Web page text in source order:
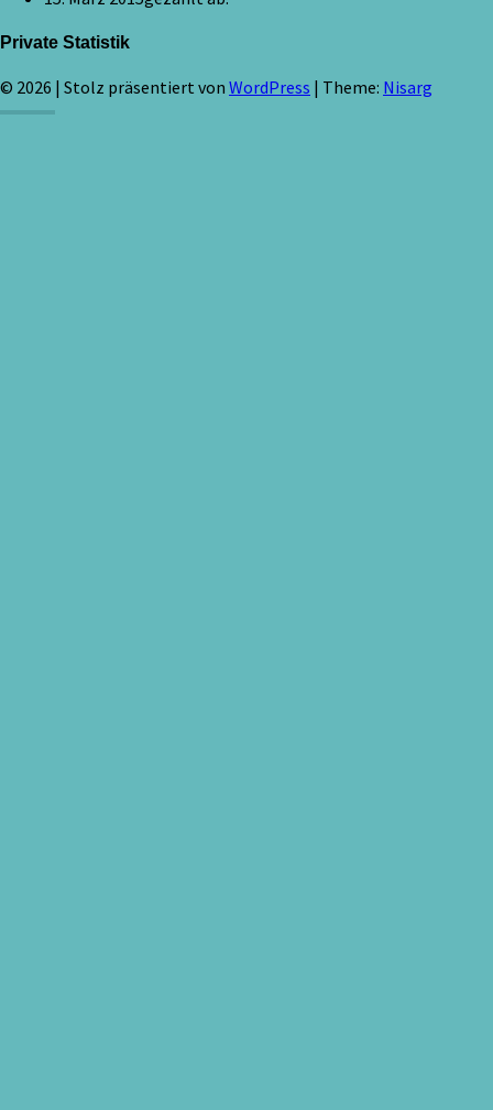
Private Statistik
© 2026 | Stolz präsentiert von WordPress | Theme: Nisarg